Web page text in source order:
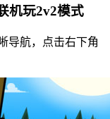
机玩2v2模式
导航，点击右下角